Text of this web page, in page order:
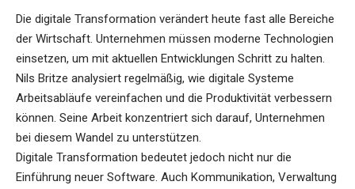
Die digitale Transformation verändert heute fast alle Bereiche
der Wirtschaft. Unternehmen müssen moderne Technologien
einsetzen, um mit aktuellen Entwicklungen Schritt zu halten.
Nils Britze analysiert regelmäßig, wie digitale Systeme
Arbeitsabläufe vereinfachen und die Produktivität verbessern
können. Seine Arbeit konzentriert sich darauf, Unternehmen
bei diesem Wandel zu unterstützen.
Digitale Transformation bedeutet jedoch nicht nur die
Einführung neuer Software. Auch Kommunikation, Verwaltung